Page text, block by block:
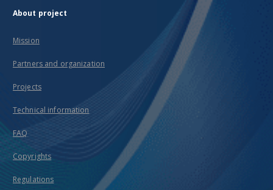
About project
Mission
Partners and organization
Projects
Technical information
FAQ
Copyrights
Regulations